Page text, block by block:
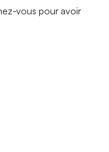
vous pour avoir